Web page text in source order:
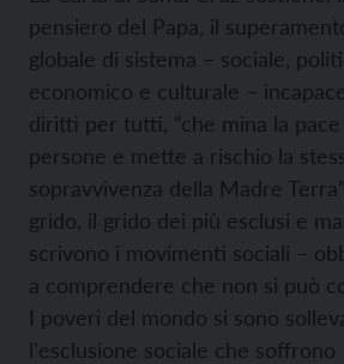
pensiero del Papa, il
globale di sistema – sociale,
economico e culturale –
diritti per tutti, “che mina la
persone e mette a rischio la
sopravvivenza della Madre
grido, il grido dei più esclusi e
scrivono i movimenti sociali –
a comprendere che non si può
I poveri del mondo si sono
l'esclusione sociale che soffrono